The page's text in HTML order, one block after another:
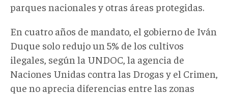
parques nacionales y otras áreas protegidas.
En cuatro años de mandato, el gobierno de Iván
Duque solo redujo un 5% de los cultivos
ilegales, según la UNDOC, la agencia de
Naciones Unidas contra las Drogas y el Crimen,
que no aprecia diferencias entre las zonas